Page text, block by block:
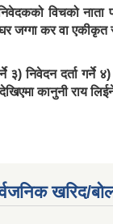
विचको नाता
जग्गा कर वा एकीकृत
निवेदन दर्ता गर्ने
कानुनी राय
खरिद/